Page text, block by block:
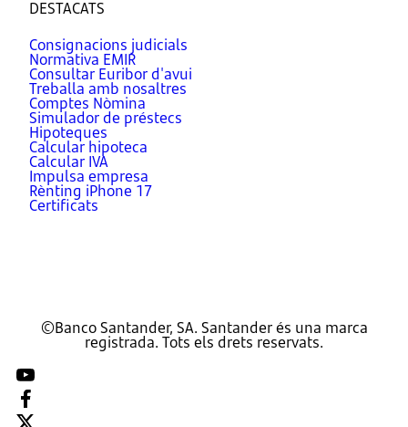
DESTACATS
Consignacions judicials
Normativa EMIR
Consultar Euribor d'avui
Treballa amb nosaltres
Comptes Nòmina
Simulador de préstecs
Hipoteques
Calcular hipoteca
Calcular IVA
Impulsa empresa
Rènting iPhone 17
Certificats
©Banco Santander, SA. Santander és una marca
registrada. Tots els drets reservats.